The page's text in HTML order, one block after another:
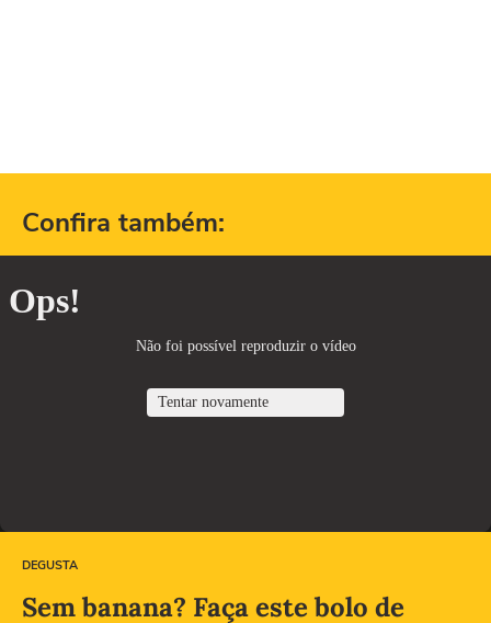
Confira também:
DEGUSTA
Sem banana? Faça este bolo de